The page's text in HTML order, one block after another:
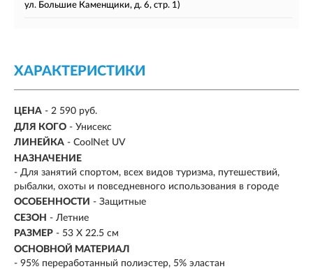
ул. Большие Каменщики, д. 6, стр. 1)
ХАРАКТЕРИСТИКИ
ЦЕНА - 2 590 руб.
ДЛЯ КОГО - Унисекс
ЛИНЕЙКА - CoolNet UV
НАЗНАЧЕНИЕ
- Для занятий спортом, всех видов туризма, путешествий,
рыбалки, охоты и повседневного использования в городе
ОСОБЕННОСТИ - Защитные
СЕЗОН - Летние
РАЗМЕР - 53 X 22.5 см
ОСНОВНОЙ МАТЕРИАЛ
- 95% переработанный полиэстер, 5% эластан